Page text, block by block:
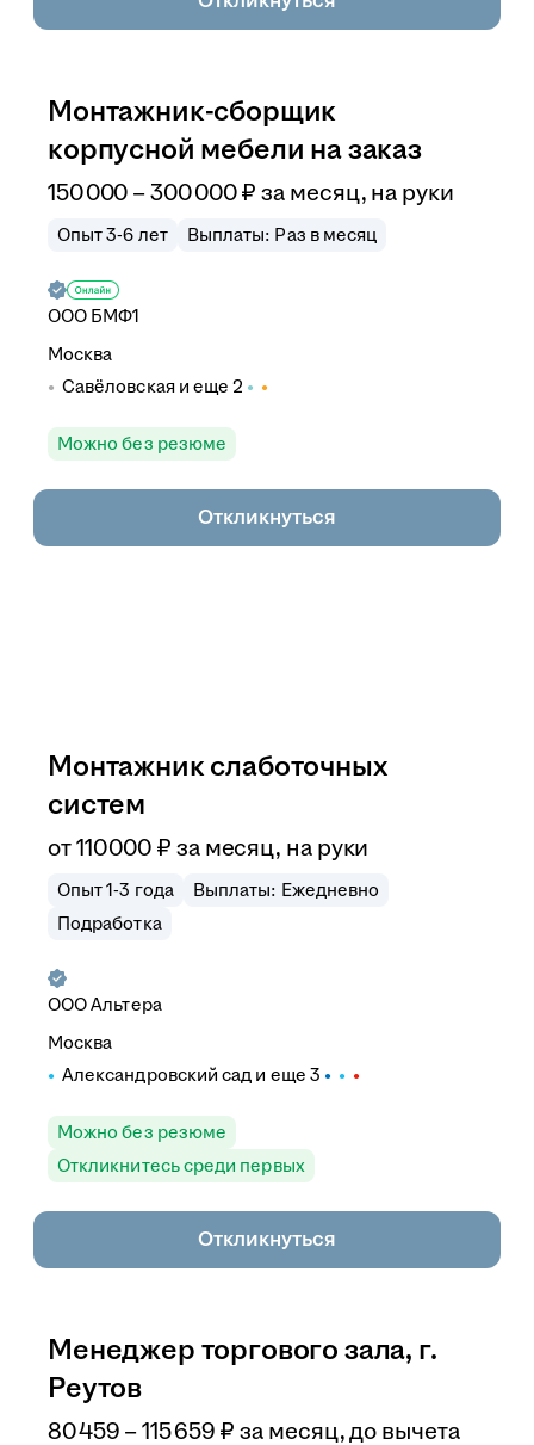
Монтажник-сборщик
корпусной мебели на заказ
150 000 –300 000₽ за месяц, на руки
Опыт 3-6 лет Выплаты: Раз в месяц
ООО БМФ1
Москва
Савёловская и еще 2
Можно без резюме
Откликнуться
Монтажник слаботочных
систем
от110 000 ₽ за месяц, на руки
Опыт 1-3 года
Выплаты: Ежедневно
Подработка
ОООАльтера
Москва
Александровский сад и еще 3
Можно без резюме
Откликнитесь среди первых
Откликнуться
Менеджер торгового зала, г.
Реутов
80 459 –115 659 ₽ за месяц,до вычета